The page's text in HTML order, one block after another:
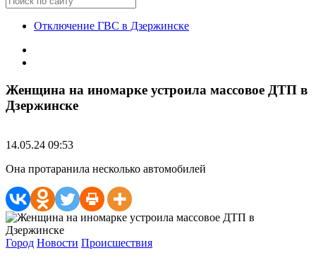
Отключение ГВС в Дзержинске
Женщина на иномарке устроила массовое ДТП в
Дзержинске
14.05.24 09:53
Она протаранила несколько автомобилей
Город Новости Происшествия